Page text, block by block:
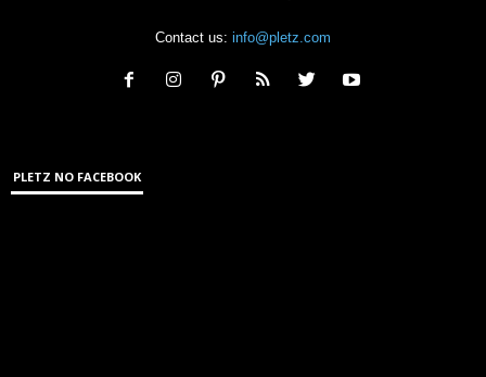
Contact us: info@pletz.com
PLETZ NO FACEBOOK